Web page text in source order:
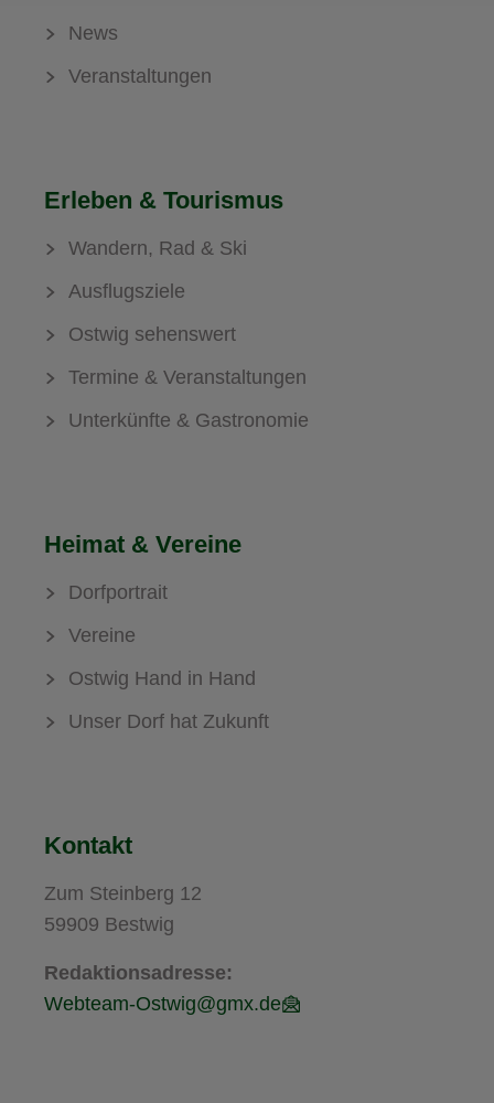
News
Veranstaltungen
Erleben & Tourismus
Wandern, Rad & Ski
Ausflugsziele
Ostwig sehenswert
Termine & Veranstaltungen
Unterkünfte & Gastronomie
Heimat & Vereine
Dorfportrait
Vereine
Ostwig Hand in Hand
Unser Dorf hat Zukunft
Kontakt
Zum Steinberg 12
59909 Bestwig
Redaktionsadresse:
Webteam-Ostwig@gmx.de